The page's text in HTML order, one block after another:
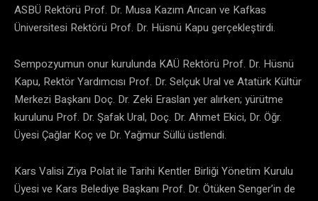
ASBÜ Rektörü Prof. Dr. Musa Kazım Arıcan ve Kafkas
Üniversitesi Rektörü Prof. Dr. Hüsnü Kapu gerçekleştirdi.
​Sempozyumun onur kurulunda KAÜ Rektörü Prof. Dr. Hüsnü
Kapu, Rektör Yardımcısı Prof. Dr. Selçuk Ural ve Atatürk Kültür
Merkezi Başkanı Doç. Dr. Zeki Eraslan yer alırken; yürütme
kurulunu Prof. Dr. Şafak Ural, Doç. Dr. Ahmet Ekici, Dr. Öğr.
Üyesi Çağlar Koç ve Dr. Yağmur Süllü üstlendi.
​Kars Valisi Ziya Polat ile Tarihi Kentler Birliği Yönetim Kurulu
Üyesi ve Kars Belediye Başkanı Prof. Dr. Ötüken Senger’in de